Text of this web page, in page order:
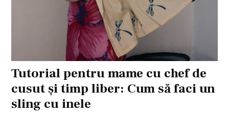
Tutorial pentru mame cu chef de
cusut și timp liber: Cum să faci un
sling cu inele